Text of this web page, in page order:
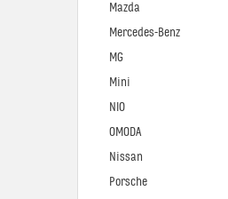
Mazda
Mercedes-Benz
MG
Mini
NIO
OMODA
Nissan
Porsche